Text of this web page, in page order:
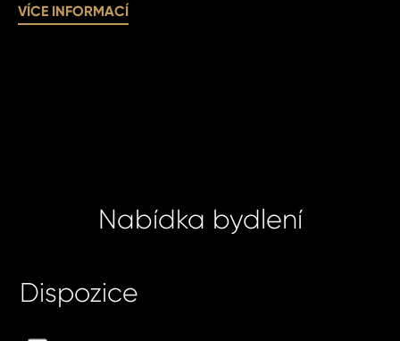
VÍCE INFORMACÍ
Nabídka bydlení
Dispozice